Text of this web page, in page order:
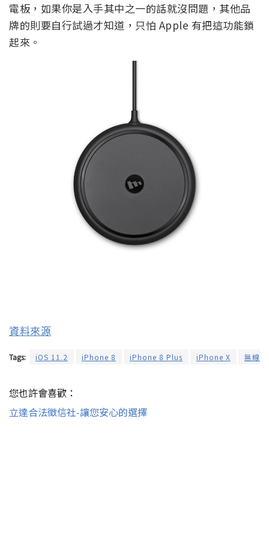
電板，如果你是入手其中之一的話就沒問題，其他品
牌的則要自行試過才知道，只怕 Apple 有把這功能鎖
起來。
資料來源
Tags: iOS 11.2 iPhone 8 iPhone 8 Plus iPhone X 無線
您也許會喜歡：
立達合法徵信社-讓您安心的選擇